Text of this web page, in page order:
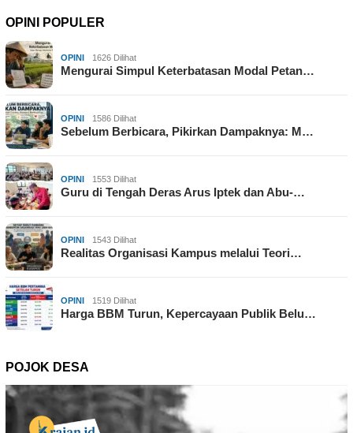
OPINI POPULER
OPINI 1626 Dilihat
Mengurai Simpul Keterbatasan Modal Petan…
OPINI 1586 Dilihat
Sebelum Berbicara, Pikirkan Dampaknya: M…
OPINI 1553 Dilihat
Guru di Tengah Deras Arus Iptek dan Abu-…
OPINI 1543 Dilihat
Realitas Organisasi Kampus melalui Teori…
OPINI 1519 Dilihat
Harga BBM Turun, Kepercayaan Publik Belu…
POJOK DESA